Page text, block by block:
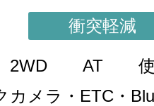
衝突軽減
2WD AT
カメラ・ETC・